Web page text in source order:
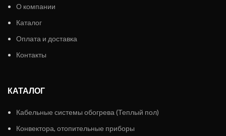
О компании
Каталог
Оплата и доставка
Контакты
КАТАЛОГ
Кабельные системы обогрева (Теплый пол)
Конвектора, отопительные приборы